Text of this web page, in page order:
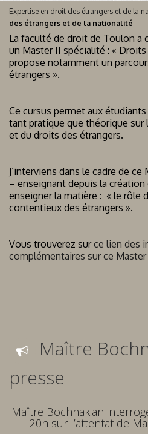
Expertise en droit des étrangers et de la
des étrangers et de la nationalité
La faculté de droit de Toulon a
un Master II spécialité : «
propose notamment un
étrangers ».
Ce cursus permet aux
tant pratique que théorique
et du droits des étrangers.
J’interviens dans le cadre de
– enseignant depuis la
enseigner la matière : « le rôle
contentieux des étrangers ».
Vous trouverez surce lien des
complémentaires sur ce Master
Maître
presse
Maître Bochnakian
20h sur l’attentat de